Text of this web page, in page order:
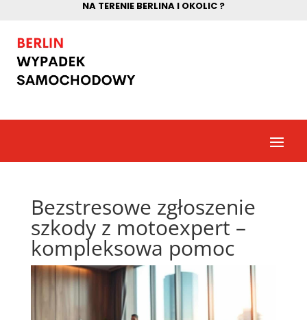
NA TERENIE BERLINA I OKOLIC ?
Bezstresowe zgłoszenie
szkody z motoexpert –
kompleksowa pomoc